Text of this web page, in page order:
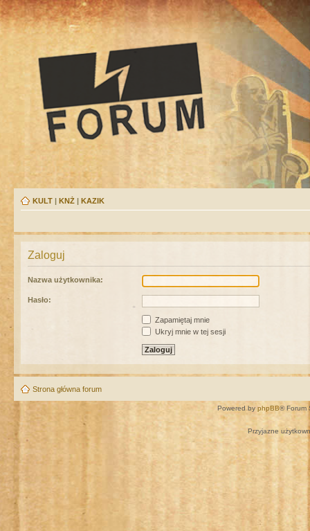
KULT | KNŻ | KAZIK
Zaloguj
Nazwa użytkownika:
Hasło:
Zapamiętaj mnie
Ukryj mnie w tej sesji
Strona główna forum
Powered by phpBB® Forum
Przyjazne